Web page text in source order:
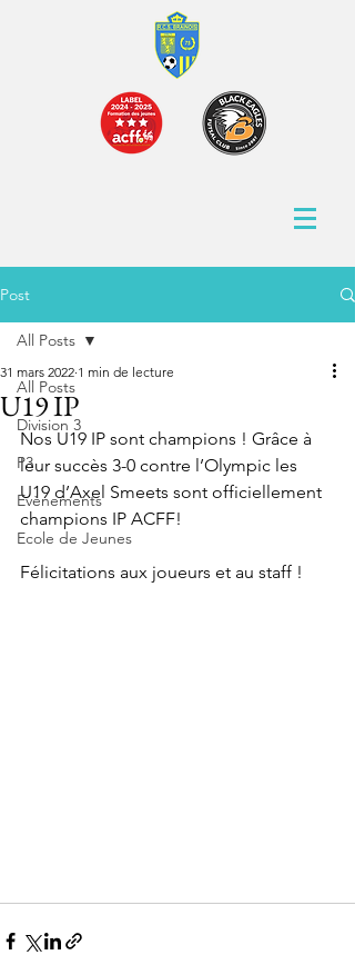
Post
All Posts
Division 3
P3
Evènements
Ecole de Jeunes
All Posts
U19 IP
31 mars 2022 1 min de lecture
Nos U19 IP sont champions ! Grâce à
leur succès 3-0 contre l’Olympic les
U19 d’Axel Smeets sont officiellement
champions IP ACFF!
Félicitations aux joueurs et au staff !